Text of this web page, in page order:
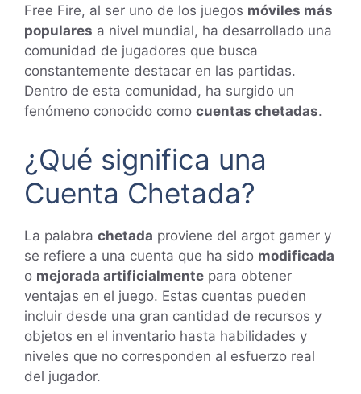
Free Fire, al ser uno de los juegos móviles más
populares a nivel mundial, ha desarrollado una
comunidad de jugadores que busca
constantemente destacar en las partidas.
Dentro de esta comunidad, ha surgido un
fenómeno conocido como cuentas chetadas.
¿Qué significa una
Cuenta Chetada?
La palabra chetada proviene del argot gamer y
se refiere a una cuenta que ha sido modificada
o mejorada artificialmente para obtener
ventajas en el juego. Estas cuentas pueden
incluir desde una gran cantidad de recursos y
objetos en el inventario hasta habilidades y
niveles que no corresponden al esfuerzo real
del jugador.